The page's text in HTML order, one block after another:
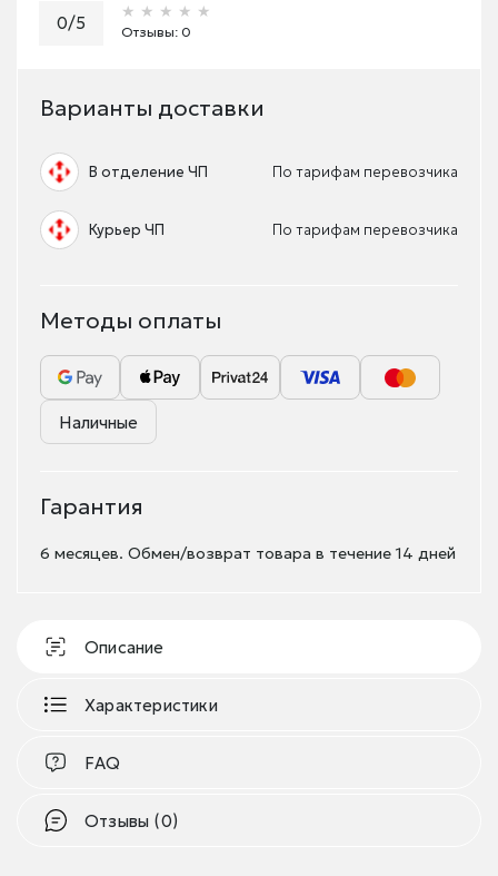
0/5
★★★★★
★★★★★
★★★★★
Отзывы: 0
Варианты доставки
В отделение ЧП По тарифам перевозчика
Курьер ЧП По тарифам перевозчика
Методы оплаты
Наличные
Гарантия
6 месяцев. Обмен/возврат товара в течение 14 дней
Описание
Характеристики
FAQ
Отзывы (0)